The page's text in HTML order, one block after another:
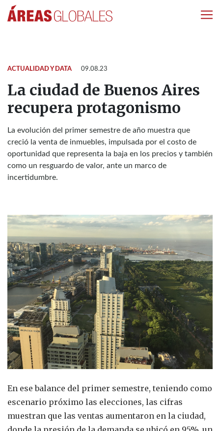
ACTUALIDAD Y DATA 09.08.23
La ciudad de Buenos Aires
recupera protagonismo
La evolución del primer semestre de año muestra que
creció la venta de inmuebles, impulsada por el costo de
oportunidad que representa la baja en los precios y también
como un resguardo de valor, ante un marco de
incertidumbre.
En ese balance del primer semestre, teniendo como
escenario próximo las elecciones, las cifras
muestran que las ventas aumentaron en la ciudad,